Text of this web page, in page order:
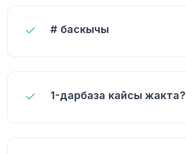
# баскычы
1-дарбаза кайсы жакта?